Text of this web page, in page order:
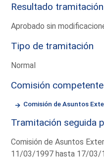
Resultado tramitación
Aprobado sin
Tipo de tramitación
Normal
Comisión competente
Comisión de Asuntos
Tramitación seguida
Comisión de Asuntos
11/03/1997 hasta 17/03/